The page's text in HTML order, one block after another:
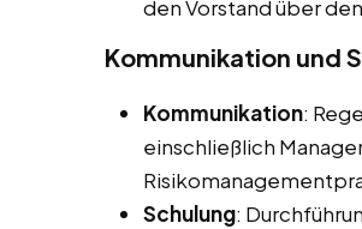
den Vorstand über
Kommunikation und
Kommunikation:
einschließlich
Schulung: